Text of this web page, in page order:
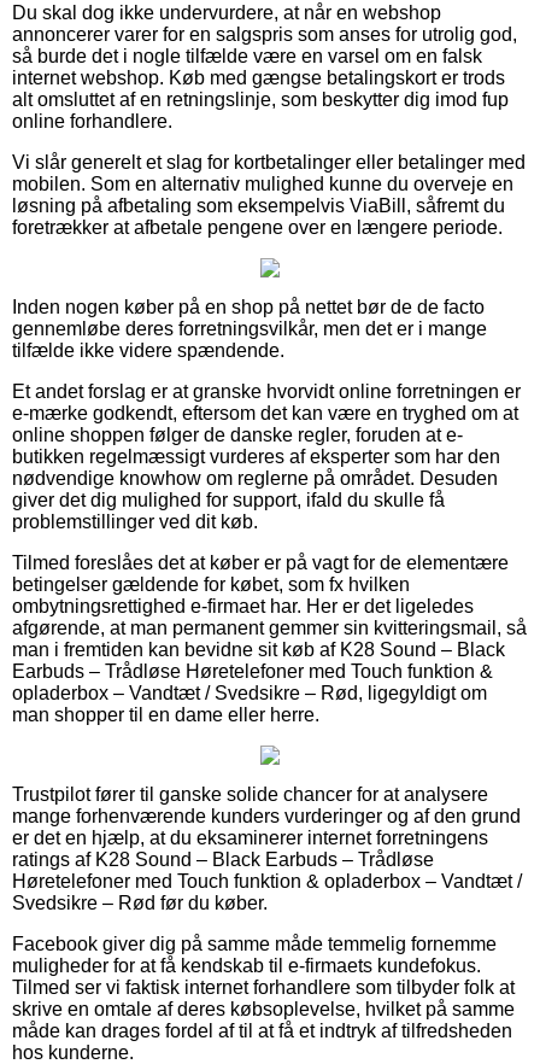
Du skal dog ikke undervurdere, at når en webshop
annoncerer varer for en salgspris som anses for utrolig god,
så burde det i nogle tilfælde være en varsel om en falsk
internet webshop. Køb med gængse betalingskort er trods
alt omsluttet af en retningslinje, som beskytter dig imod fup
online forhandlere.
Vi slår generelt et slag for kortbetalinger eller betalinger med
mobilen. Som en alternativ mulighed kunne du overveje en
løsning på afbetaling som eksempelvis ViaBill, såfremt du
foretrækker at afbetale pengene over en længere periode.
Inden nogen køber på en shop på nettet bør de de facto
gennemløbe deres forretningsvilkår, men det er i mange
tilfælde ikke videre spændende.
Et andet forslag er at granske hvorvidt online forretningen er
e-mærke godkendt, eftersom det kan være en tryghed om at
online shoppen følger de danske regler, foruden at e-
butikken regelmæssigt vurderes af eksperter som har den
nødvendige knowhow om reglerne på området. Desuden
giver det dig mulighed for support, ifald du skulle få
problemstillinger ved dit køb.
Tilmed foreslåes det at køber er på vagt for de elementære
betingelser gældende for købet, som fx hvilken
ombytningsrettighed e-firmaet har. Her er det ligeledes
afgørende, at man permanent gemmer sin kvitteringsmail, så
man i fremtiden kan bevidne sit køb af K28 Sound – Black
Earbuds – Trådløse Høretelefoner med Touch funktion &
opladerbox – Vandtæt / Svedsikre – Rød, ligegyldigt om
man shopper til en dame eller herre.
Trustpilot fører til ganske solide chancer for at analysere
mange forhenværende kunders vurderinger og af den grund
er det en hjælp, at du eksaminerer internet forretningens
ratings af K28 Sound – Black Earbuds – Trådløse
Høretelefoner med Touch funktion & opladerbox – Vandtæt /
Svedsikre – Rød før du køber.
Facebook giver dig på samme måde temmelig fornemme
muligheder for at få kendskab til e-firmaets kundefokus.
Tilmed ser vi faktisk internet forhandlere som tilbyder folk at
skrive en omtale af deres købsoplevelse, hvilket på samme
måde kan drages fordel af til at få et indtryk af tilfredsheden
hos kunderne.